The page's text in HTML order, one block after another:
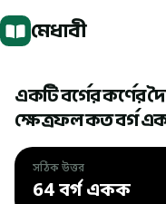
মূল বিষয়বস্তুতে যান
মেধাবী
একটি বর্গের কর্ণের
ক্ষেত্রফল কত বর্গ
সঠিক উত্তর
64 বর্গ একক